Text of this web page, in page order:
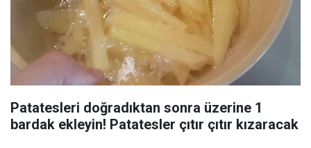
Patatesleri doğradıktan sonra üzerine 1
bardak ekleyin! Patatesler çıtır çıtır kızaracak